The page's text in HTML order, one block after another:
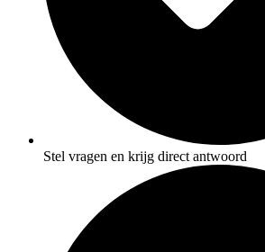
Stel vragen en krijg direct antwoord